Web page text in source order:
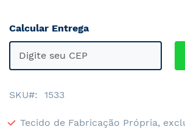
Calcular Entrega
SKU 1533
Tecido de Fabricação Própria,